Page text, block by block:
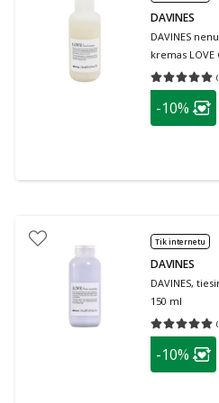
DAVINES
DAVINES
kremas LOVE
(
Vidutinis
patarimas
-10%
Tik internetu
DAVINES
DAVINES,
150 ml
(
Vidutinis
patarimas
-10%